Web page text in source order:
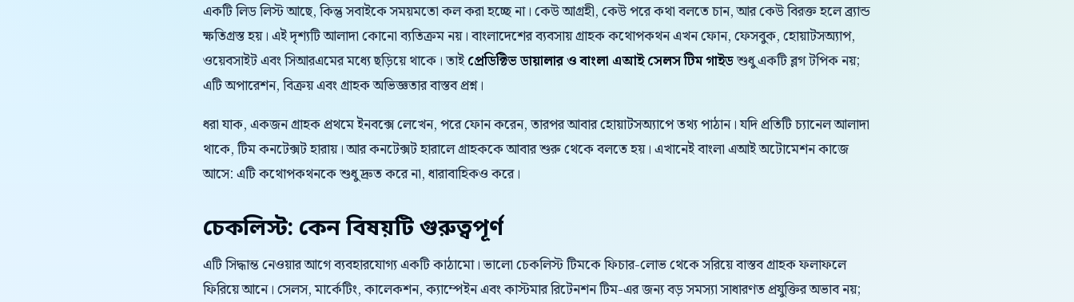
একটি লিড লিস্ট আছে, কিন্তু সবাইকে সময়মতো কল করা হচ্ছে না। কেউ আগ্রহী, কেউ পরে কথা বলতে চান, আর কেউ বিরক্ত হলে ব্র্যান্ড
ক্ষতিগ্রস্ত হয়। এই দৃশ্যটি আলাদা কোনো ব্যতিক্রম নয়। বাংলাদেশের ব্যবসায় গ্রাহক কথোপকথন এখন ফোন, ফেসবুক, হোয়াটসঅ্যাপ,
ওয়েবসাইট এবং সিআরএমের মধ্যে ছড়িয়ে থাকে। তাইপ্রেডিক্টিভ ডায়ালার ও বাংলা এআই সেলস টিম গাইডশুধু একটি ব্লগ টপিক নয়;
এটি অপারেশন, বিক্রয় এবং গ্রাহক অভিজ্ঞতার বাস্তব প্রশ্ন।
ধরা যাক, একজন গ্রাহক প্রথমে ইনবক্সে লেখেন, পরে ফোন করেন, তারপর আবার হোয়াটসঅ্যাপে তথ্য পাঠান। যদি প্রতিটি চ্যানেল আলাদা
থাকে, টিম কনটেক্সট হারায়। আর কনটেক্সট হারালে গ্রাহককে আবার শুরু থেকে বলতে হয়। এখানেই বাংলা এআই অটোমেশন কাজে
আসে: এটি কথোপকথনকে শুধু দ্রুত করে না, ধারাবাহিকও করে।
চেকলিস্ট: কেন বিষয়টি গুরুত্বপূর্ণ
এটি সিদ্ধান্ত নেওয়ার আগে ব্যবহারযোগ্য একটি কাঠামো। ভালো চেকলিস্ট টিমকে ফিচার-লোভ থেকে সরিয়ে বাস্তব গ্রাহক ফলাফলে
ফিরিয়ে আনে। সেলস, মার্কেটিং, কালেকশন, ক্যাম্পেইন এবং কাস্টমার রিটেনশন টিম-এর জন্য বড় সমস্যা সাধারণত প্রযুক্তির অভাব নয়;